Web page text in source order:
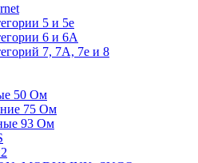
5 и 5е
6 и 6A
7, 7А, 7е и 8
50 Ом
75 Ом
93 Ом